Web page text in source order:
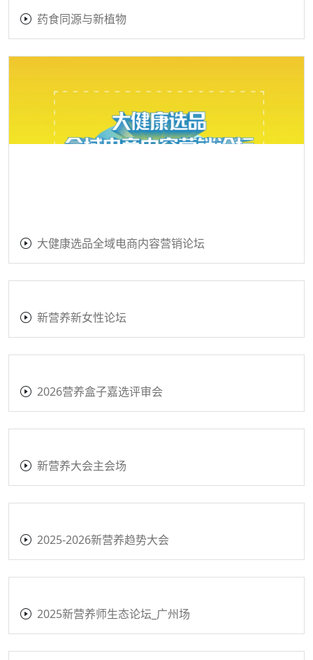
药食同源与新植物
大健康选品全域电商内容营销论坛
新营养新女性论坛
2026营养盒子嘉选评审会
新营养大会主会场
2025-2026新营养趋势大会
2025新营养师生态论坛_广州场